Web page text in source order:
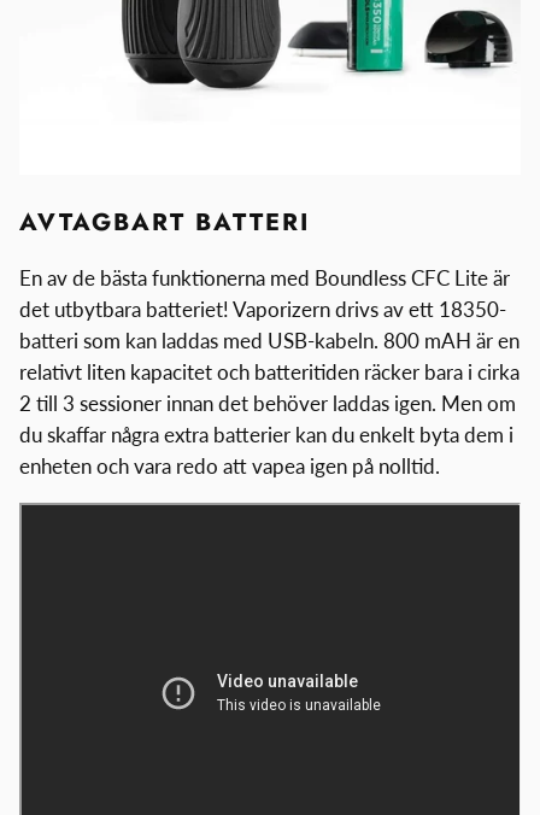
AVTAGBART BATTERI
En av de bästa funktionerna med Boundless CFC Lite är
det utbytbara batteriet! Vaporizern drivs av ett 18350-
batteri som kan laddas med USB-kabeln. 800 mAH är en
relativt liten kapacitet och batteritiden räcker bara i cirka
2 till 3 sessioner innan det behöver laddas igen. Men om
du skaffar några extra batterier kan du enkelt byta dem i
enheten och vara redo att vapea igen på nolltid.